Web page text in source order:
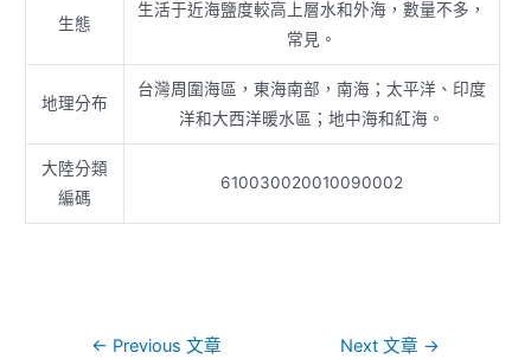
生態
生活于近海鹽度較高上層水和外海，數量不多，
常見。
地理分布
台灣周圍海區，東海南部，南海；太平洋、印度
洋和大西洋暖水區；地中海和紅海。
大陸分類
編碼
610030020010090002
← Previous 文章 Next 文章 →